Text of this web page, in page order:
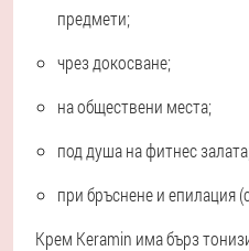
предмети;
чрез докосване;
на обществени места;
под душа на фитнес
при бръснене и епилация
Крем Keramin има бърз